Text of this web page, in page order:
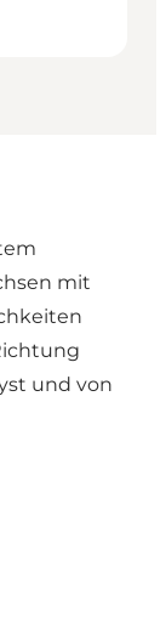
mit
und von